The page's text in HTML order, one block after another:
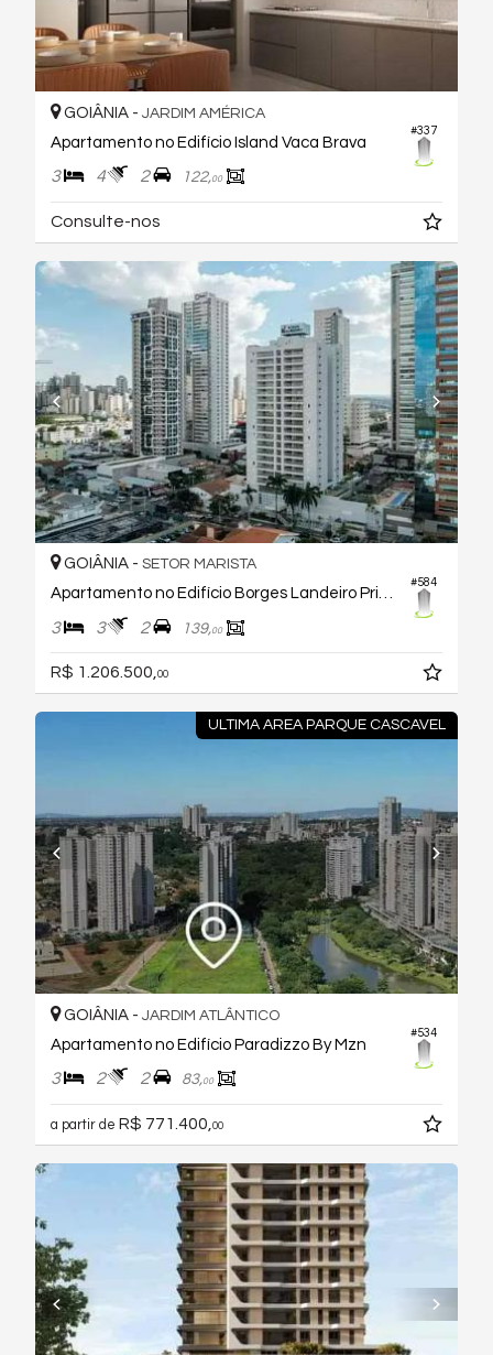
#337
GOIÂNIA - JARDIM AMÉRICA
Apartamento no Edifício Island Vaca Brava
3 4 2 122,00
Consulte-nos
#584
GOIÂNIA - SETOR MARISTA
Apartamento no Edifício Borges Landeiro Prime
3 3 2 139,00
R$ 1.206.500,00
ULTIMA AREA PARQUE CASCAVEL
#534
GOIÂNIA - JARDIM ATLÂNTICO
Apartamento no Edifício Paradizzo By Mzn
3 2 2 83,00
a partir de R$ 771.400, 00